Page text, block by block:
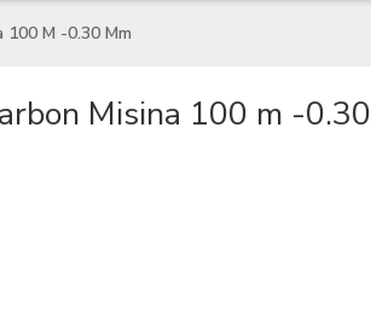
100 M -0.30 Mm
Misina 100 m -0.30